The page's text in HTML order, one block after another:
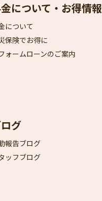
について・お得情報
について
保険でお得に
ォームローンのご案内
グ
報告ブログ
ッフブログ